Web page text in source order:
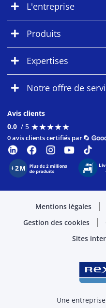
L'entreprise
Produits
Expertises
Notre offre de
Avis clients
0.0 / 5 ★★★★★
★★★★★
0 avis clients certifiés par
Mentions légales
Gestion des cookies
Sites
Une